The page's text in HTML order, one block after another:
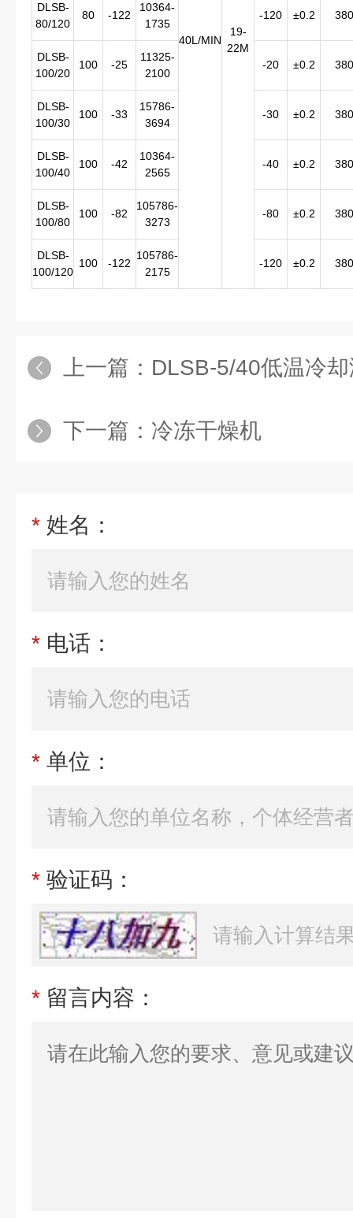
40L/MIN
19-
22M
DLSB-
80/120
80 -122
10364-
1735
-120 ±0.2 380
DLSB-
100/20
100 -25
11325-
2100
-20 ±0.2 380
DLSB-
100/30
100 -33
15786-
3694
-30 ±0.2 380
DLSB-
100/40
100 -42
10364-
2565
-40 ±0.2 380
DLSB-
100/80
100 -82
105786-
3273
-80 ±0.2 380
DLSB-
100/120
100 -122
105786-
2175
-120 ±0.2 380
上一篇： DLSB-5/40低温冷
下一篇： 冷冻干燥机
* 姓名：
* 电话：
* 单位：
* 验证码：
* 留言内容：